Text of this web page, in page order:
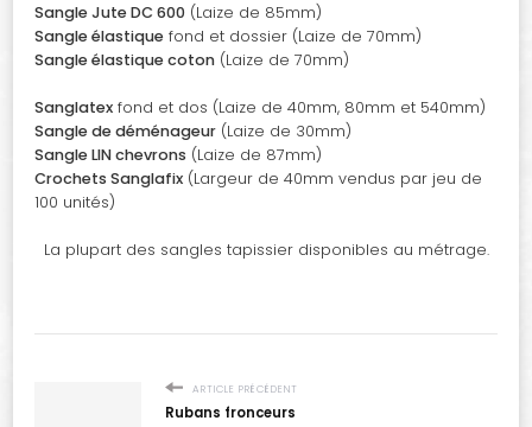
Sangle Jute DC 600 (Laize de 85mm)
Sangle élastique fond et dossier (Laize de 70mm)
Sangle élastique coton (Laize de 70mm)
Sanglatex fond et dos (Laize de 40mm, 80mm et 540mm)
Sangle de déménageur (Laize de 30mm)
Sangle LIN chevrons (Laize de 87mm)
Crochets Sanglafix (Largeur de 40mm vendus par jeu de
100 unités)
La plupart des sangles tapissier disponibles au métrage.
ARTICLE PRÉCÉDENT
Rubans fronceurs